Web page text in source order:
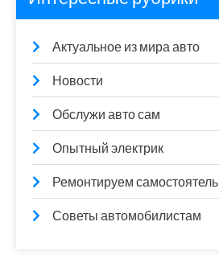
Актуальное из мира авто
Новости
Обслужи авто сам
Опытный электрик
Ремонтируем
Советы автомобилистам